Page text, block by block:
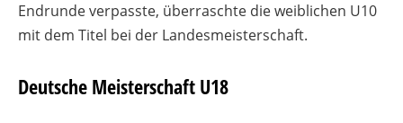
Endrunde verpasste, überraschte die weiblichen U10
mit dem Titel bei der Landesmeisterschaft.
Deutsche Meisterschaft U18